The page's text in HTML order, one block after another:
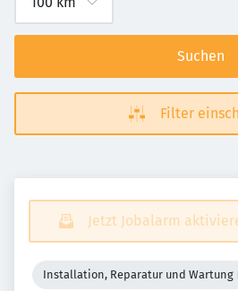
Suchen
Filter
Jetzt Jobalarm
Installation, Reparatur und Wartung